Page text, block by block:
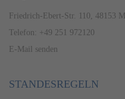
Friedrich-Ebert-Str. 110, 48153
Telefon: +49 251 972120
E-Mail senden
STANDESREGELN